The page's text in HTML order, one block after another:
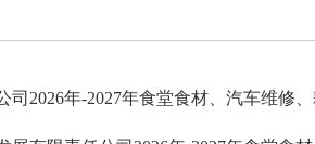
司2026年-2027年食堂食材、汽车维修